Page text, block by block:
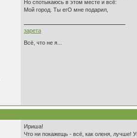
Но спотыкаюсь в этом месте и всё:
Мой город. Ты егО мне подарил,
зарета
Всё, что не я...
Ириша!
Что ни покажещь - всё, как оленя, лучше!